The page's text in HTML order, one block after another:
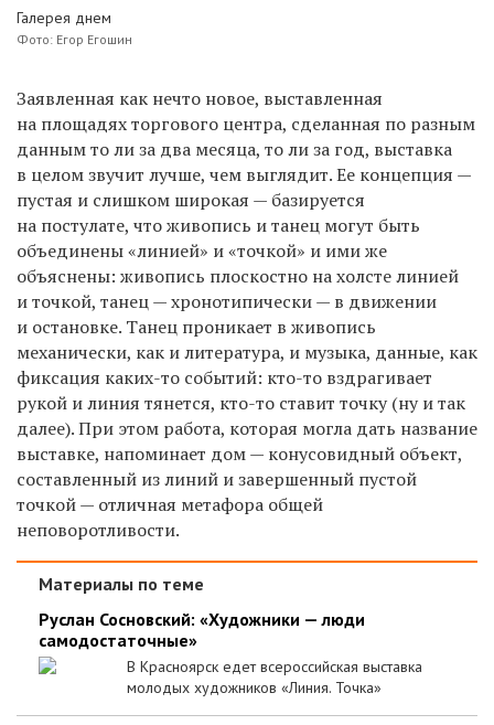
Галерея днем
Фото: Егор Егошин
Заявленная как нечто новое, выставленная
на площадях торгового центра, сделанная по разным
данным то ли за два месяца, то ли за год, выставка
в целом звучит лучше, чем выглядит. Ее концепция —
пустая и слишком широкая — базируется
на постулате, что живопись и танец могут быть
объединены «линией» и «точкой» и ими же
объяснены: живопись плоскостно на холсте линией
и точкой, танец — хронотипически — в движении
и остановке. Танец проникает в живопись
механически, как и литература, и музыка, данные, как
фиксация каких-то событий: кто-то вздрагивает
рукой и линия тянется, кто-то ставит точку (ну и так
далее). При этом работа, которая могла дать название
выставке, напоминает дом — конусовидный объект,
составленный из линий и завершенный пустой
точкой — отличная метафора общей
неповоротливости.
Материалы по теме
Руслан Сосновский: «Художники — люди
самодостаточные»
В Красноярск едет всероссийская выставка
молодых художников «Линия. Точка»